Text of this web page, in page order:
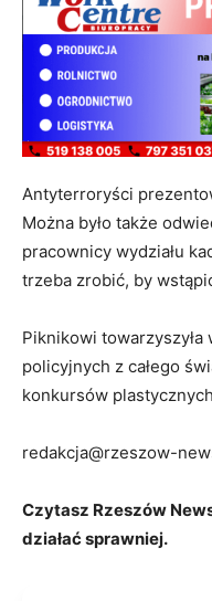
Antyterroryści
Można było także
pracownicy wydziału
trzeba zrobić, by
Piknikowi
policyjnych z całego
konkursów
redakcja@rzeszow-
Czytasz Rzeszów
działać sprawniej.